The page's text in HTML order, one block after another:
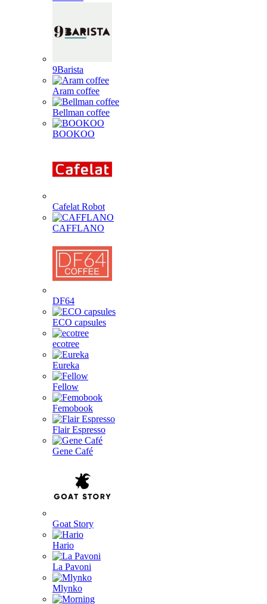
9Barista
Aram coffee
Bellman coffee
BOOKOO
Cafelat Robot
CAFFLANO
DF64
ECO capsules
ecotree
Eureka
Fellow
Femobook
Flair Espresso
Gene Café
Goat Story
Hario
La Pavoni
Mlynko